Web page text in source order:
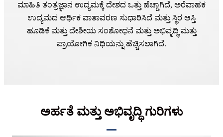
ಮಾಹಿತಿ ತಂತ್ರಜ್ಞಾನ ಉದ್ಯಮಕ್ಕೆ ದೇಶದ ಒತ್ತು ಹೆಚ್ಚಾಗಿದೆ, ಅರೆವಾಹಕ
ಉದ್ಯಮದ ಆರ್ಥಿಕ ವಾತಾವರಣ ಸುಧಾರಿಸಿದೆ ಮತ್ತು ಸ್ಥಿರ ಆಸ್ತಿ
ಹೂಡಿಕೆ ಮತ್ತು ದೇಶೀಯ ಸಂಶೋಧನೆ ಮತ್ತು ಅಭಿವೃದ್ಧಿ ಮತ್ತು
ಪ್ರಾಯೋಗಿಕ ನಿಧಿಯನ್ನು ಹೆಚ್ಚಿಸಲಾಗಿದೆ.
ಅರ್ಹತೆ ಮತ್ತು ಅಭಿವೃದ್ಧಿ ಗುರಿಗಳು